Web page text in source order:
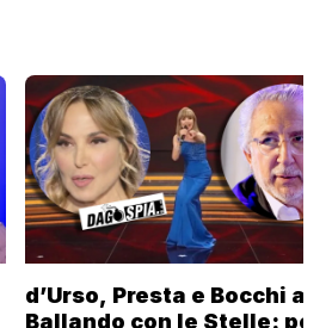
d’Urso, Presta e Bocchi a
Ballando con le Stelle: per